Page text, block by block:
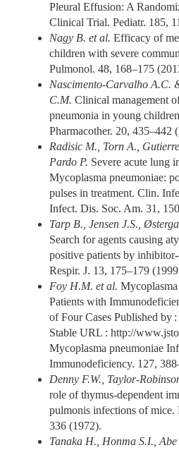
Pleural Effusion: A
Clinical Trial. Pediatr. 185,
Nagy B. et al. Efficacy of
children with severe
Pulmonol. 48, 168–175
Nascimento-Carvalho A.C.
C.M. Clinical management
pneumonia in young
Pharmacother. 20, 435–442
Radisic M., Torn A.,
Pardo P. Severe acute lung
Mycoplasma pneumoniae:
pulses in treatment. Clin.
Infect. Dis. Soc. Am. 31,
Tarp B., Jensen J.S.,
Search for agents causing
positive patients by
Respir. J. 13, 175–179
Foy H.M. et al.
Patients with
of Four Cases Published by
Stable URL : http://
Mycoplasma pneumoniae
Immunodeficiency. 127,
Denny F.W., Taylor-
role of thymus-dependent
pulmonis infections of
336 (1972).
Tanaka H., Honma S.I.,